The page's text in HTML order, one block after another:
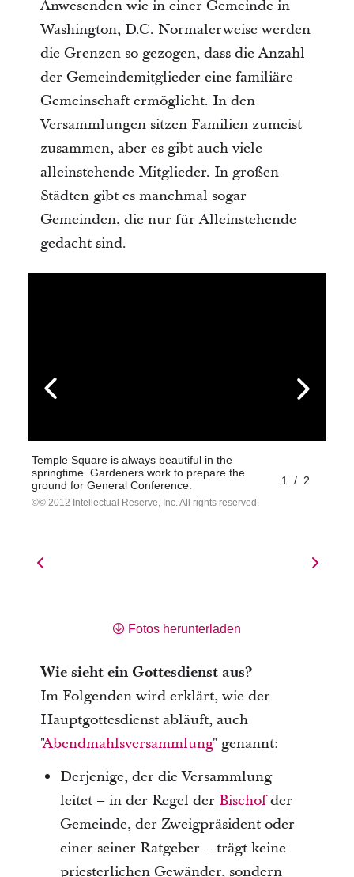
Anwesenden wie in einer Gemeinde in
Washington, D.C. Normalerweise werden
die Grenzen so gezogen, dass die Anzahl
der Gemeindemitglieder eine familiäre
Gemeinschaft ermöglicht. In den
Versammlungen sitzen Familien zumeist
zusammen, aber es gibt auch viele
alleinstehende Mitglieder. In großen
Städten gibt es manchmal sogar
Gemeinden, die nur für Alleinstehende
gedacht sind.
Temple Square is always beautiful in the
springtime. Gardeners work to prepare the
ground for General Conference.
© 2012 Intellectual Reserve, Inc. All rights reserved.
1 / 2
Fotos herunterladen
Wie sieht ein Gottesdienst aus?
Im Folgenden wird erklärt, wie der
Hauptgottesdienst abläuft, auch
"Abendmahlsversammlung" genannt:
Derjenige, der die Versammlung
leitet – in der Regel der Bischofder
Gemeinde, der Zweigpräsident oder
einer seiner Ratgeber – trägt keine
priesterlichen Gewänder, sondern